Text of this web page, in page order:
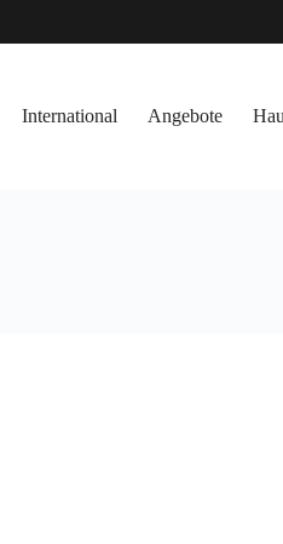
International Angebote